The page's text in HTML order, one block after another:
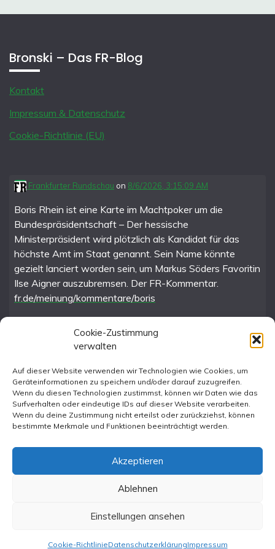
Cookie-Zustimmung
verwalten
Auf dieser Website verwenden wir Technologien wie Cookies, um
Geräteinformationen zu speichern und/oder darauf zuzugreifen.
Wenn du diesen Technologien zustimmst, können wir Daten wie das
Surfverhalten oder eindeutige IDs auf dieser Website verarbeiten.
Wenn du deine Zustimmung nicht erteilst oder zurückziehst, können
bestimmte Merkmale und Funktionen beeinträchtigt werden.
Akzeptieren
Ablehnen
Einstellungen ansehen
Cookie-RichtlinieDatenschutzerklärungImpressum
Bronski – Das FR-Blog
Kontakt
Impressum & Datenschutz
Cookie-Richtlinie (EU)
Frankfurter Rundschau on 8/6/2026, 3:15:09 AM
Boris Rhein ist eine Karte im Machtpoker um die
Bundespräsidentschaft – Der hessische
Ministerpräsident wird plötzlich als Kandidat für das
höchste Amt im Staat genannt. Sein Name könnte
gezielt lanciert worden sein, um Markus Söders Favoritin
Ilse Aigner auszubremsen. Der FR-Kommentar.
fr.de/meinung/kommentare/boris
Instagram
Proudly powered by WordPress
|